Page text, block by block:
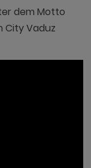
dem Motto
City Vaduz